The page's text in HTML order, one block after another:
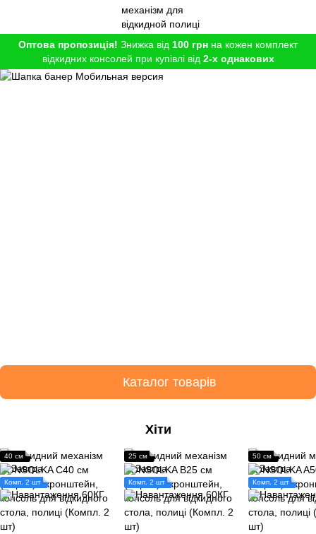
Оптова пропозиція! Знижка від 100 грн на кожен комплект
відкидних консолей при купівлі від 2-х однакових
Каталог товарів
Хіти
40 см
Комп. 2 шт
25 см
Комп. 2 шт
50 см
Комп. 2 шт